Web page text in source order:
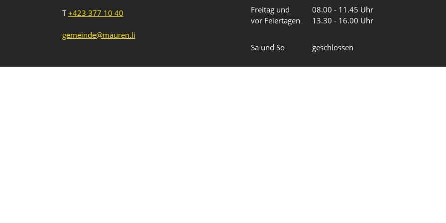
T+423 377 10 40
gemeinde@mauren.li
Freitag und
vor Feiertagen
08.00 - 11.45 Uhr
13.30 - 16.00 Uhr
Sa und So geschlossen